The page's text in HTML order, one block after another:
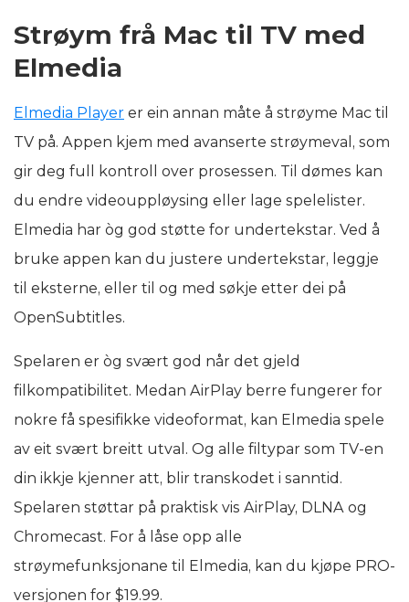
Strøym frå Mac til TV med
Elmedia
Elmedia Player er ein annan måte å strøyme Mac til
TV på. Appen kjem med avanserte strøymeval, som
gir deg full kontroll over prosessen. Til dømes kan
du endre videouppløysing eller lage spelelister.
Elmedia har òg god støtte for undertekstar. Ved å
bruke appen kan du justere undertekstar, leggje
til eksterne, eller til og med søkje etter dei på
OpenSubtitles.
Spelaren er òg svært god når det gjeld
filkompatibilitet. Medan AirPlay berre fungerer for
nokre få spesifikke videoformat, kan Elmedia spele
av eit svært breitt utval. Og alle filtypar som TV-en
din ikkje kjenner att, blir transkodet i sanntid.
Spelaren støttar på praktisk vis AirPlay, DLNA og
Chromecast. For å låse opp alle
strøymefunksjonane til Elmedia, kan du kjøpe PRO-
versjonen for $19.99.